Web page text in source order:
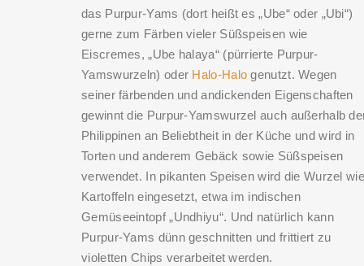
das Purpur-Yams (dort heißt es „Ube“ oder „Ubi“)
gerne zum Färben vieler Süßspeisen wie
Eiscremes, „Ube halaya“ (pürrierte Purpur-
Yamswurzeln) oder Halo-Halo genutzt. Wegen
seiner färbenden und andickenden Eigenschaften
gewinnt die Purpur-Yamswurzel auch außerhalb
Philippinen an Beliebtheit in der Küche und wird in
Torten und anderem Gebäck sowie Süßspeisen
verwendet. In pikanten Speisen wird die Wurzel wie
Kartoffeln eingesetzt, etwa im indischen
Gemüseeintopf „Undhiyu“. Und natürlich kann
Purpur-Yams dünn geschnitten und frittiert zu
violetten Chips verarbeitet werden.